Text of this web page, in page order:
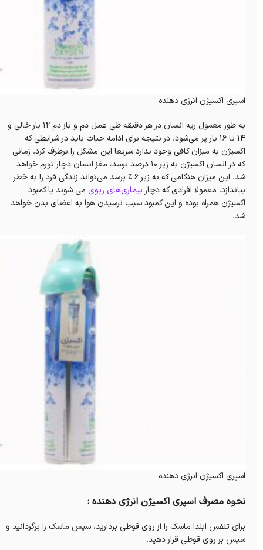
اسپری اکسیژن انرژی دهنده
به طور معمول ریه انسان در هر دقیقه طی عمل دم و باز دم ۱۲ بار خالی و
۱۴ تا ۱۶ بار پر می‌شود. در نتیجه برای ادامه حیات باید در شرایطی که
اکسیژن به میزان کافی وجود ندارد سریعا این مشکل را برطرف کرد. زمانی
که در انسان اکسیژن به زیر ۱۰ درصد برسد، مغز انسان دچار تورم خواهد
شد. این میزان هنگامی که به زیر ۶ % برسد می‌تواند زندگی فرد را به خطر
بیاندازد. معمولا افرادی که دچار بیماری‌های ریوی می شوند با کمبود
اکسیژن همراه بوده و این کمبود سبب نرسیدن هوا به اعضای بدن خواهد
شد.
اسپری اکسیژن انرژی دهنده
نحوه مصرف اسپری اکسیژن انرژی دهنده :
برای تنفس ابندا ماسک را از روی قوطی بردارید، سپس ماسک را برگردانید و
سپس بر روی قوطی قرار دهید.